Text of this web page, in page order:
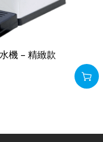
機 – 精緻款